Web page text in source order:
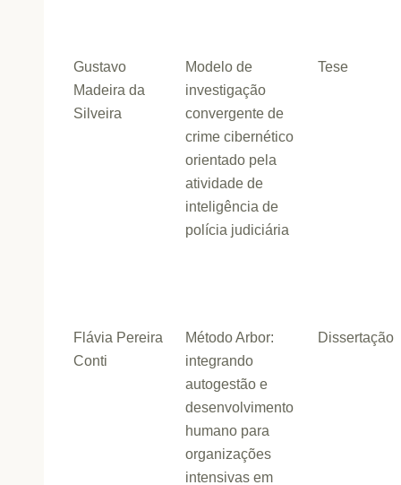
Gustavo
Madeira da
Silveira
Modelo de
investigação
convergente de
crime cibernético
orientado pela
atividade de
inteligência de
polícia judiciária
Tese
Flávia Pereira
Conti
Método Arbor:
integrando
autogestão e
desenvolvimento
humano para
organizações
intensivas em
Dissertação